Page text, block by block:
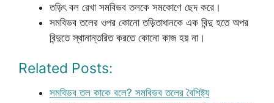
তড়িৎ বল রেখা সমবিভব তলকে সমকোণে ছেদ করে।
সমবিভব তলের ওপর কোনো তড়িতাধানকে এক বিন্দু হতে অপর
বিন্দুতে স্থানান্তরিত করতে কোনো কাজ হয় না।
Related Posts:
সমবিভব তল কাকে বলে? সমবিভব তলের বৈশিষ্ট্য